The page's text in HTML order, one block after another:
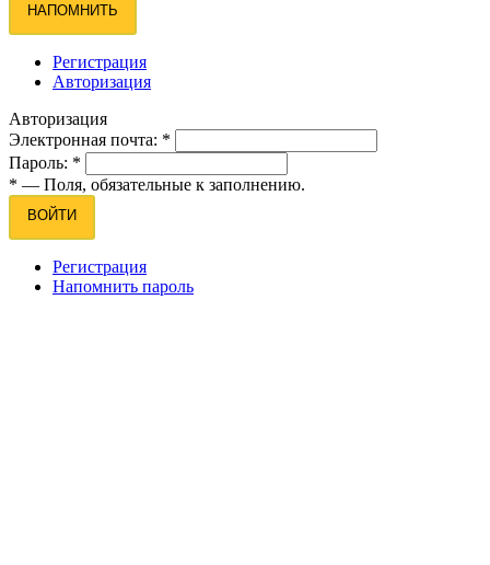
НАПОМНИТЬ
Регистрация
Авторизация
Авторизация
Электронная почта: *
Пароль: *
* — Поля, обязательные к заполнению.
ВОЙТИ
Регистрация
Напомнить пароль